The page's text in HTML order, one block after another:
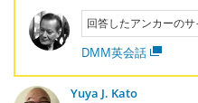
回答したアンカーのサ
DMM英会話
Yuya J. Kato